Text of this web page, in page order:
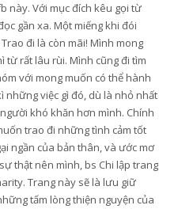
này. Với mục đích kêu gọi từ
gần xa. Một miếng khi đói
đi là còn mãi! Mình mong
từ rất lâu rùi. Mình cũng đi tìm
với mong muốn có thể hành
những việc gì đó, dù là nhỏ nhất
khó khăn hơn mình. Chính
trao đi những tình cảm tốt
ngần của bản thân, và ước mơ
thật nên mình, bs Chi lập trang
Trang này sẽ là lưu giữ
tấm lòng thiện nguyện của